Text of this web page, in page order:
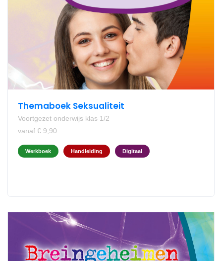
Themaboek Seksualiteit
Voortgezet onderwijs klas 1/2
vanaf € 9,90
Werkboek Handleiding Digitaal